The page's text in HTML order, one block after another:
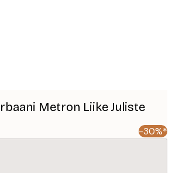
Metron Liike Juliste
-30%*